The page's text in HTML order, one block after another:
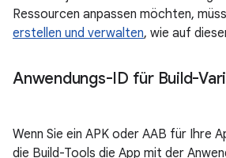
Ressourcen anpassen möchten,
erstellen und verwalten, wie auf
Anwendungs-ID für Build-
Wenn Sie ein APK oder AAB für Ihre
die Build-Tools die App mit der